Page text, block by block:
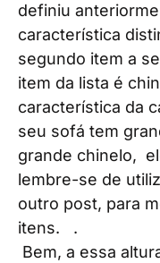
definiu
característica
segundo item a
item da lista é
característica da
seu sofá tem
grande chinelo,
lembre-se de
outro post, para
itens. .
Bem, a essa